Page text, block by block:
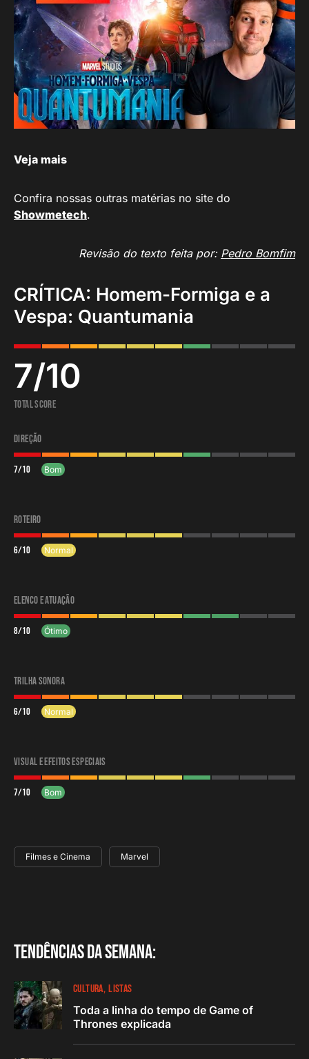
Veja mais
Confira nossas outras matérias no site do
Showmetech.
Revisão do texto feita por: Pedro Bomfim
CRÍTICA: Homem-Formiga e a
Vespa: Quantumania
7/10
Total Score
Direção
7/10 Bom
Roteiro
6/10 Normal
Elenco e atuação
8/10 Ótimo
Trilha sonora
6/10 Normal
Visual e efeitos especiais
7/10 Bom
Filmes e Cinema Marvel
Tendências da semana:
CULTURA LISTAS
Toda a linha do tempo de Game of
Thrones explicada